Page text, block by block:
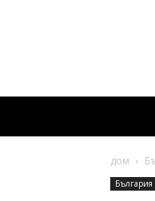
дом
България